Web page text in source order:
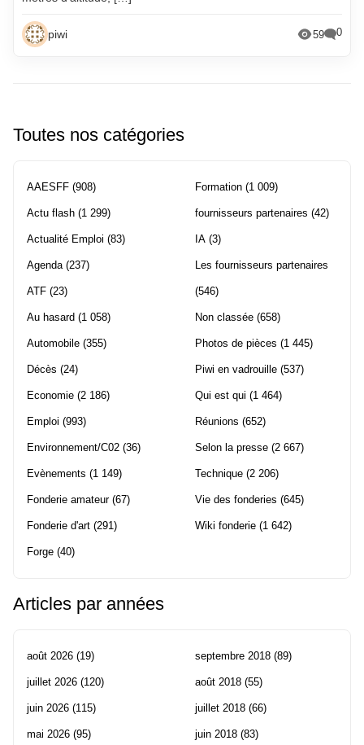
piwi 59 0
Toutes nos catégories
AAESFF (908)
Actu flash (1 299)
Actualité Emploi (83)
Agenda (237)
ATF (23)
Au hasard (1 058)
Automobile (355)
Décès (24)
Economie (2 186)
Emploi (993)
Environnement/C02 (36)
Evènements (1 149)
Fonderie amateur(67)
Fonderie d'art (291)
Forge (40)
Formation (1 009)
fournisseurs partenaires (42)
IA (3)
Les fournisseurs partenaires
(546)
Non classée (658)
Photos de pièces (1 445)
Piwi en vadrouille (537)
Qui est qui (1 464)
Réunions (652)
Selon la presse (2 667)
Technique (2 206)
Vie des fonderies (645)
Wiki fonderie (1 642)
Articles par années
août 2026 (19)
juillet 2026 (120)
juin 2026 (115)
mai 2026 (95)
septembre 2018 (89)
août 2018 (55)
juillet 2018 (66)
juin 2018 (83)